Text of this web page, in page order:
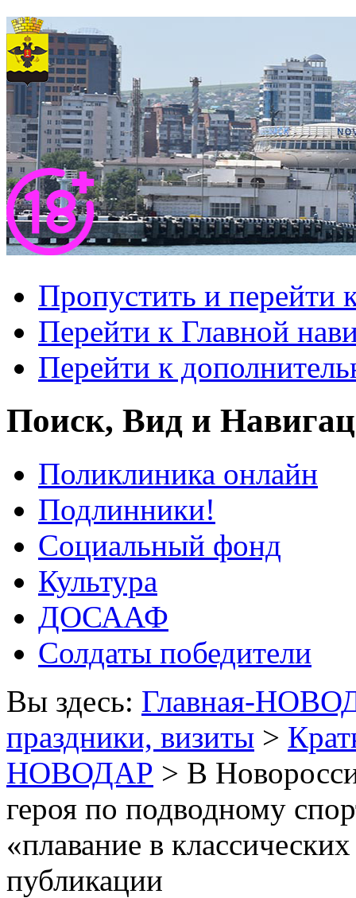
Пропустить и перейти
Перейти к Главной
Перейти к
Поиск, Вид и
Поликлиника онлайн
Подлинники!
Социальный фонд
Культура
ДОСААФ
Солдаты победители
Вы здесь: Главная-
праздники, визиты >
НОВОДАР > В
героя по подводному
«плавание в
публикации